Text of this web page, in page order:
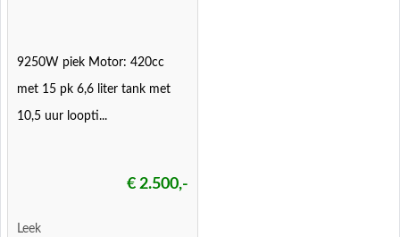
9250W piek Motor: 420cc
met 15 pk 6,6 liter tank met
10,5 uur loopti...
€ 2.500,-
Leek